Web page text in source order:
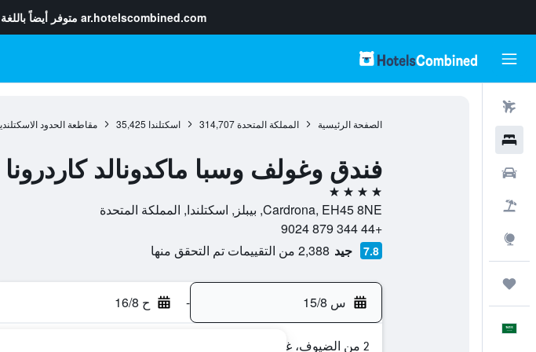
ar.hotelscombined.com متوفر أيضاً
الصفحة الرئيسية المملكة المتحدة 314,707 اسكتلندا 35,425 مقاطعة الحدود
فندق وغولف وسبا ماكدونالد كاردرونا
4 نجوم
Cardrona, EH45 8NE, بيبلز, اسكتلندا, المملكة المتحدة
+44 344 879 9024
7.8 جيد 2,388 من التقييمات تم التحقق منها
س 15/8 - ح 16/8
2 من الضيوف، غرفة واحدة